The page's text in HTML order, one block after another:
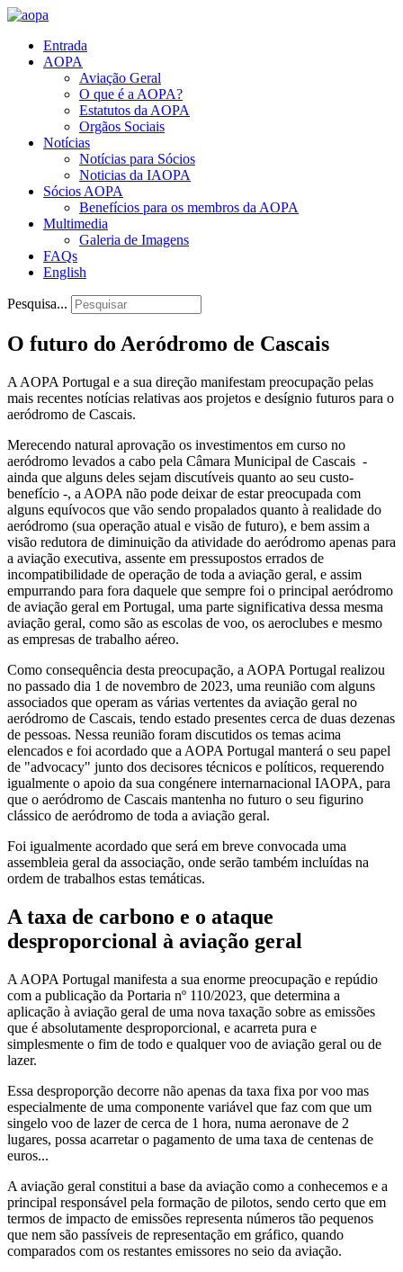
Entrada
AOPA
Aviação Geral
O que é a AOPA?
Estatutos da AOPA
Orgãos Sociais
Notícias
Notícias para Sócios
Noticias da IAOPA
Sócios AOPA
Benefícios para os membros da AOPA
Multimedia
Galeria de Imagens
FAQs
English
Pesquisa...
O futuro do Aeródromo de Cascais
A AOPA Portugal e a sua direção manifestam preocupação pelas
mais recentes notícias relativas aos projetos e desígnio futuros para o
aeródromo de Cascais.
Merecendo natural aprovação os investimentos em curso no
aeródromo levados a cabo pela Câmara Municipal de Cascais -
ainda que alguns deles sejam discutíveis quanto ao seu custo-
benefício -, a AOPA não pode deixar de estar preocupada com
alguns equívocos que vão sendo propalados quanto à realidade do
aeródromo (sua operação atual e visão de futuro), e bem assim a
visão redutora de diminuição da atividade do aeródromo apenas para
a aviação executiva, assente em pressupostos errados de
incompatibilidade de operação de toda a aviação geral, e assim
empurrando para fora daquele que sempre foi o principal aeródromo
de aviação geral em Portugal, uma parte significativa dessa mesma
aviação geral, como são as escolas de voo, os aeroclubes e mesmo
as empresas de trabalho aéreo.
Como consequência desta preocupação, a AOPA Portugal realizou
no passado dia 1 de novembro de 2023, uma reunião com alguns
associados que operam as várias vertentes da aviação geral no
aeródromo de Cascais, tendo estado presentes cerca de duas dezenas
de pessoas. Nessa reunião foram discutidos os temas acima
elencados e foi acordado que a AOPA Portugal manterá o seu papel
de "advocacy" junto dos decisores técnicos e políticos, requerendo
igualmente o apoio da sua congénere internarnacional IAOPA, para
que o aeródromo de Cascais mantenha no futuro o seu figurino
clássico de aeródromo de toda a aviação geral.
Foi igualmente acordado que será em breve convocada uma
assembleia geral da associação, onde serão também incluídas na
ordem de trabalhos estas temáticas.
A taxa de carbono e o ataque
desproporcional à aviação geral
A AOPA Portugal manifesta a sua enorme preocupação e repúdio
com a publicação da Portaria nº 110/2023, que determina a
aplicação à aviação geral de uma nova taxação sobre as emissões
que é absolutamente desproporcional, e acarreta pura e
simplesmente o fim de todo e qualquer voo de aviação geral ou de
lazer.
Essa desproporção decorre não apenas da taxa fixa por voo mas
especialmente de uma componente variável que faz com que um
singelo voo de lazer de cerca de 1 hora, numa aeronave de 2
lugares, possa acarretar o pagamento de uma taxa de centenas de
euros...
A aviação geral constitui a base da aviação como a conhecemos e a
principal responsável pela formação de pilotos, sendo certo que em
termos de impacto de emissões representa números tão pequenos
que nem são passíveis de representação em gráfico, quando
comparados com os restantes emissores no seio da aviação.